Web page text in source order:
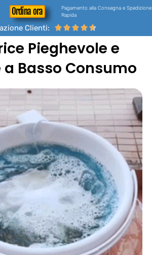
Ordina ora
Pagamento alla Consegna e Spedizione
Rapida
Clienti:     
Pieghevole e
Basso Consumo